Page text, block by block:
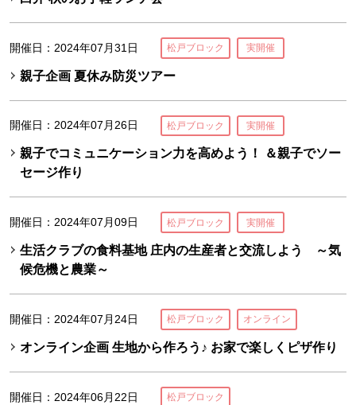
開催日：2024年07月31日 松戸ブロック 実開催
親子企画 夏休み防災ツアー
開催日：2024年07月26日 松戸ブロック 実開催
親子でコミュニケーション力を高めよう！ ＆親子でソー
セージ作り
開催日：2024年07月09日 松戸ブロック 実開催
生活クラブの食料基地 庄内の生産者と交流しよう ～気
候危機と農業～
開催日：2024年07月24日 松戸ブロック オンライン
オンライン企画 生地から作ろう♪ お家で楽しくピザ作り
開催日：2024年06月22日 松戸ブロック